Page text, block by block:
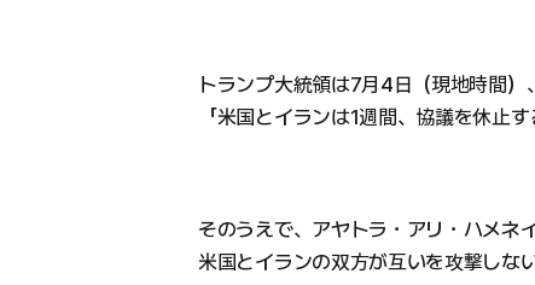
トランプ大統領は7月4日（現地時間
「米国とイランは1週間、協議を休止
そのうえで、アヤトラ・アリ・ハメネ
米国とイランの双方が互いを攻撃しな